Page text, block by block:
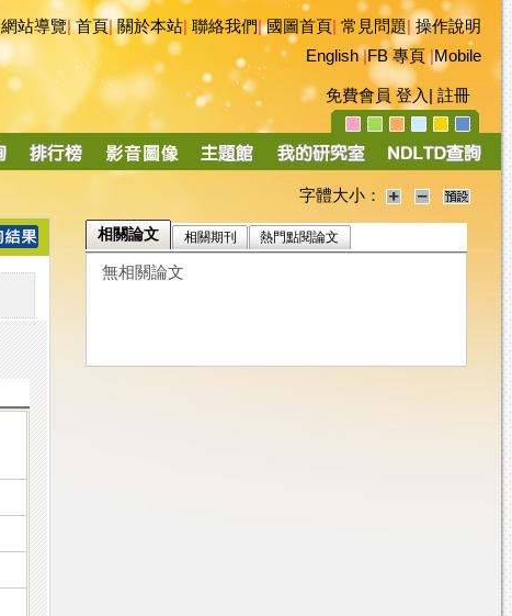
網站導覽|首頁|關於本站 聯絡我們|國圖首頁 常見問題|操作說明
English|FB 專頁|Mobile
免費會員 登入 註冊
字體大小：
相關論文 相關期刊 熱門點閱論文
無相關論文